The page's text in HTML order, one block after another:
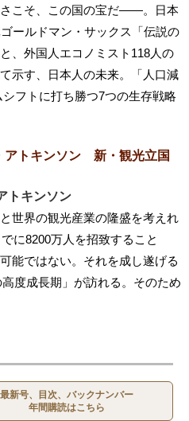
さこそ、この国の宝だ――。日本
ールドマン・サックス「伝説の
、外国人エコノミスト118人の
示す、日本人の未来。「人口減
フトに打ち勝つ7つの生存戦略
アトキンソン 新・観光立国
トキンソン
世界の観光産業の隆盛を考えれ
に8200万人を招致すること
能ではない。それを成し遂げる
度成長期」が訪れる。そのため
最新号、目次、バックナンバー
年間購読はこちら